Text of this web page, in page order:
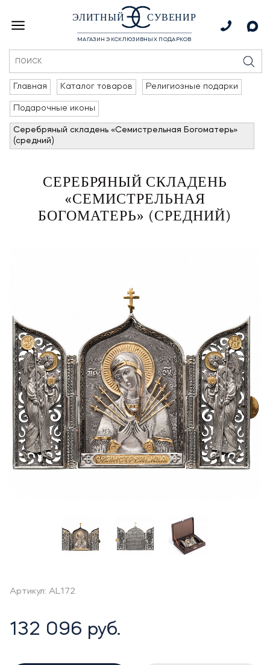
ЭЛИТНЫЙ СУВЕНИР
МАГАЗИН ЭКСКЛЮЗИВНЫХ ПОДАРКОВ
Главная Каталог товаров Религиозные подарки
Подарочные иконы
Серебряный складень «Семистрельная Богоматерь»
(средний)
СЕРЕБРЯНЫЙ СКЛАДЕНЬ
«СЕМИСТРЕЛЬНАЯ
БОГОМАТЕРЬ» (СРЕДНИЙ)
Артикул: AL172
132 096 руб.